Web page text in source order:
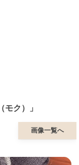
ク）」
画像一覧へ